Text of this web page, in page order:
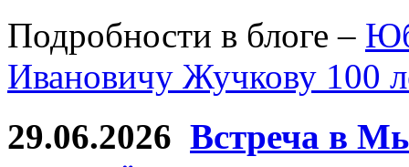
Подробности в блоге –
Ивановичу Жучкову 100
29.06.2026 Встреча в